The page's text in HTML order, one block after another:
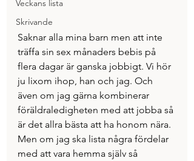
Veckans lista
Skrivande
Saknar alla mina barn men att inte
träffa sin sex månaders bebis på
flera dagar är ganska jobbigt. Vi hör
ju lixom ihop, han och jag. Och
även om jag gärna kombinerar
föräldraledigheten med att jobba så
är det allra bästa att ha honom nära.
Men om jag ska lista några fördelar
med att vara hemma själv så